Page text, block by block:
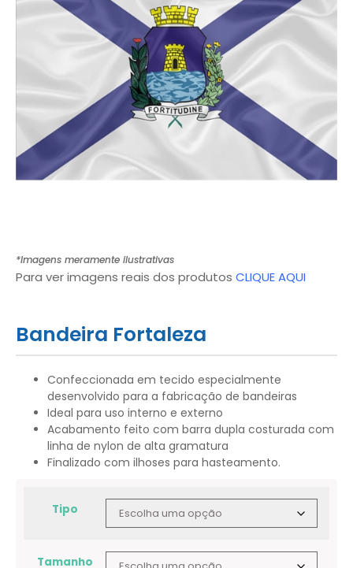
*Imagens meramente ilustrativas
Para ver imagens reais dos produtos CLIQUE AQUI
Bandeira Fortaleza
Confeccionada em tecido especialmente
desenvolvido para a fabricação de bandeiras
Ideal para uso interno e externo
Acabamento feito com barra dupla costurada com
linha de nylon de alta gramatura
Finalizado com ilhoses para hasteamento.
Tipo
Tamanho